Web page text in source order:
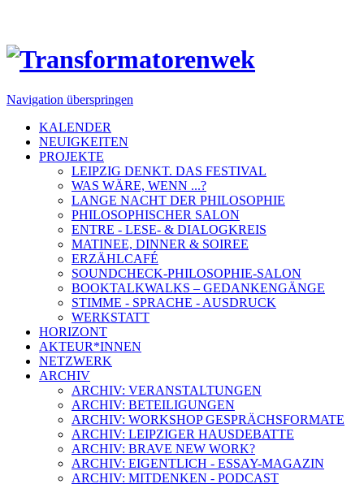
Navigation überspringen
KALENDER
NEUIGKEITEN
PROJEKTE
LEIPZIG DENKT. DAS FESTIVAL
WAS WÄRE, WENN ...?
LANGE NACHT DER PHILOSOPHIE
PHILOSOPHISCHER SALON
ENTRE - LESE- & DIALOGKREIS
MATINEE, DINNER & SOIREE
ERZÄHLCAFÉ
SOUNDCHECK-PHILOSOPHIE-SALON
BOOKTALKWALKS – GEDANKENGÄNGE
STIMME - SPRACHE - AUSDRUCK
WERKSTATT
HORIZONT
AKTEUR*INNEN
NETZWERK
ARCHIV
ARCHIV: VERANSTALTUNGEN
ARCHIV: BETEILIGUNGEN
ARCHIV: WORKSHOP GESPRÄCHSFORMATE
ARCHIV: LEIPZIGER HAUSDEBATTE
ARCHIV: BRAVE NEW WORK?
ARCHIV: EIGENTLICH - ESSAY-MAGAZIN
ARCHIV: MITDENKEN - PODCAST